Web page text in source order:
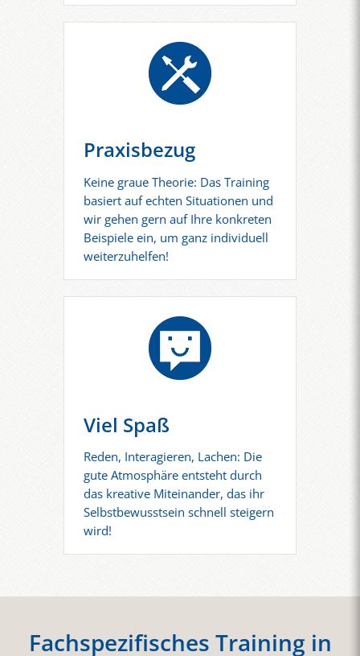
Praxisbezug
Keine graue Theorie: Das Training
basiert auf echten Situationen und
wir gehen gern auf Ihre konkreten
Beispiele ein, um ganz individuell
weiterzuhelfen!
Viel Spaß
Reden, Interagieren, Lachen: Die
gute Atmosphäre entsteht durch
das kreative Miteinander, das ihr
Selbstbewusstsein schnell steigern
wird!
Fachspezifisches Training in